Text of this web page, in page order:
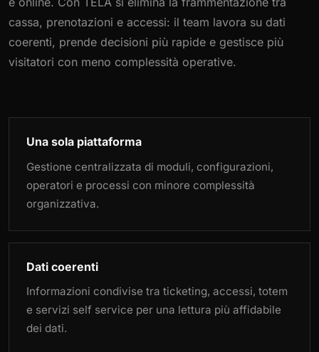
cassa, prenotazioni e accessi: il team lavora su dati
coerenti, prende decisioni più rapide e gestisce più
visitatori con meno complessità operative.
Una sola piattaforma
Gestione centralizzata di moduli, configurazioni,
operatori e processi con minore complessità
organizzativa.
Dati coerenti
Informazioni condivise tra ticketing, accessi, totem
e servizi self service per una lettura più affidabile
dei dati.